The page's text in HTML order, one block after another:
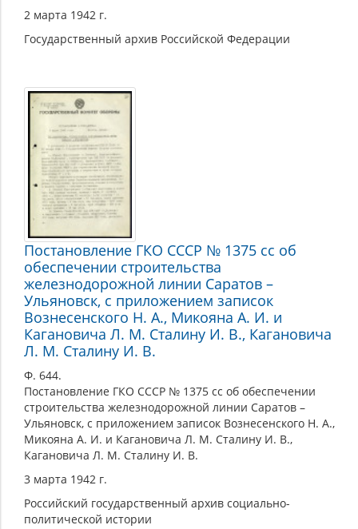
2 марта 1942 г.
Государственный архив Российской Федерации
Постановление ГКО СССР № 1375 сс об
обеспечении строительства
железнодорожной линии Саратов –
Ульяновск, с приложением записок
Вознесенского Н. А., Микояна А. И. и
Кагановича Л. М. Сталину И. В., Кагановича
Л. М. Сталину И. В.
Ф. 644.
Постановление ГКО СССР № 1375 сс об обеспечении
строительства железнодорожной линии Саратов –
Ульяновск, с приложением записок Вознесенского Н. А.,
Микояна А. И. и Кагановича Л. М. Сталину И. В.,
Кагановича Л. М. Сталину И. В.
3 марта 1942 г.
Российский государственный архив социально-
политической истории